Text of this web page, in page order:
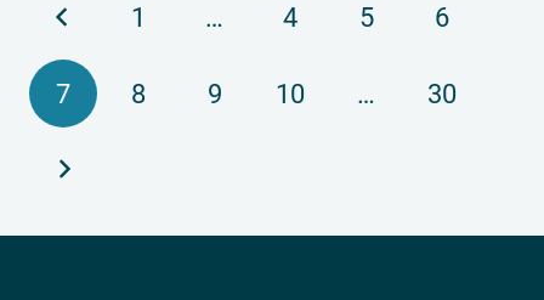
1 … 4 5 6
7 8 9 10 … 30